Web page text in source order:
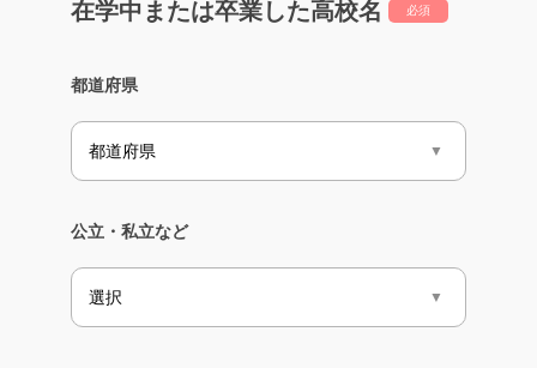
在学中または卒業した高校名 必須
都道府県
公立・私立など